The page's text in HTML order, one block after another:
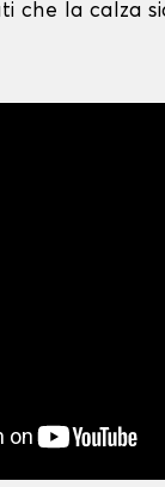
che la calza